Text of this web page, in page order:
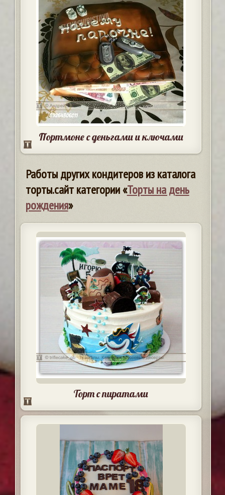
Портмоне с деньгами и ключами
Работы других кондитеров из каталога
торты.сайт категории «Торты на день
рождения»
Торт с пиратами